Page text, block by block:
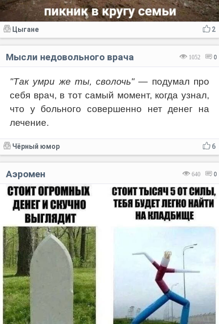
2
Цыгане
1052 0
Мысли недовольного врача
"Так умри же ты, сволочь"— подумал про
себя врач, в тот самый момент, когда узнал,
что у больного совершенно нет денег на
лечение.
6
Чёрный юмор
640 0
Аэромен